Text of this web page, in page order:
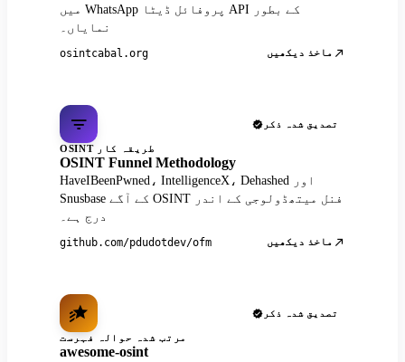
میں WhatsApp پروفائل ڈیٹا API کے بطور
نمایاں۔
osintcabal.org ماخذ دیکھیں
تصدیق شدہ ذکر
OSINT طریقہ کار
OSINT Funnel Methodology
HaveIBeenPwned، IntelligenceX، Dehashed اور
Snusbase کے آگے OSINT فنل میتھڈولوجی کے اندر
درج ہے۔
github.com/pdudotdev/ofm ماخذ دیکھیں
تصدیق شدہ ذکر
مرتب شدہ حوالہ فہرست
awesome-osint